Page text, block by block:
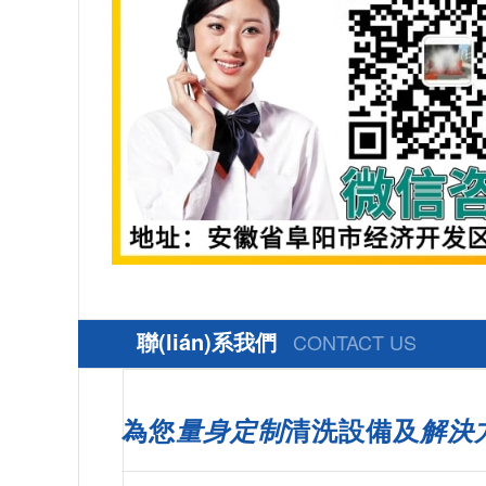
聯(lián)系我們 CONTACT US
為您量身定制清洗設備及解決